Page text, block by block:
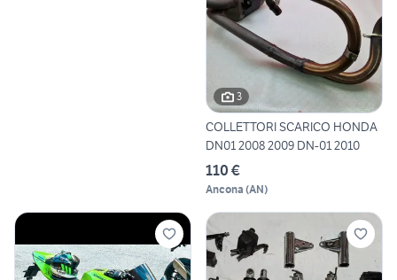
3
COLLETTORI SCARICO HONDA
DN01 2008 2009 DN-01 2010
110 €
Ancona (AN)